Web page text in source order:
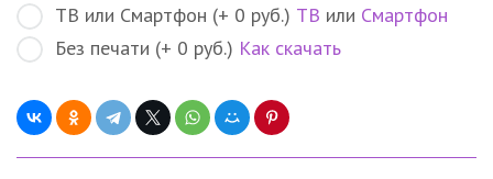
ТВ или Смартфон (+ 0 руб.) ТВ или Смартфон
Без печати (+ 0 руб.) Как скачать